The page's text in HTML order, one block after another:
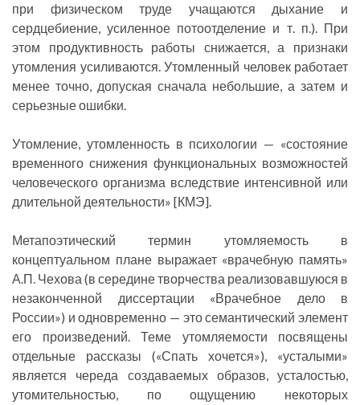
при физическом труде учащаются дыхание и
сердцебиение, усиленное потоотделение и т. п.). При
этом продуктивность работы снижается, а признаки
утомления усиливаются. Утомленный человек работает
менее точно, допуская сначала небольшие, а затем и
серьезные ошибки.
Утомление, утомленность в психологии — «состояние
временного снижения функциональных возможностей
человеческого организма вследствие интенсивной или
длительной деятельности» [КМЭ].
Метапоэтический термин утомляемость в
концептуальном плане выражает «врачебную память»
А.П. Чехова (в середине творчества реализовавшуюся в
незаконченной диссертации «Врачебное дело в
России») и одновременно — это семантический элемент
его произведений. Теме утомляемости посвящены
отдельные рассказы («Спать хочется»), «усталыми»
является череда создаваемых образов, усталостью,
утомительностью, по ощущению некоторых